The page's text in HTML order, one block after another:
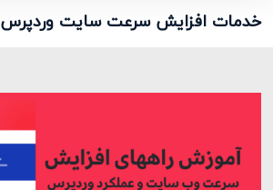
خدمات افزایش سرعت سایت وردپرس